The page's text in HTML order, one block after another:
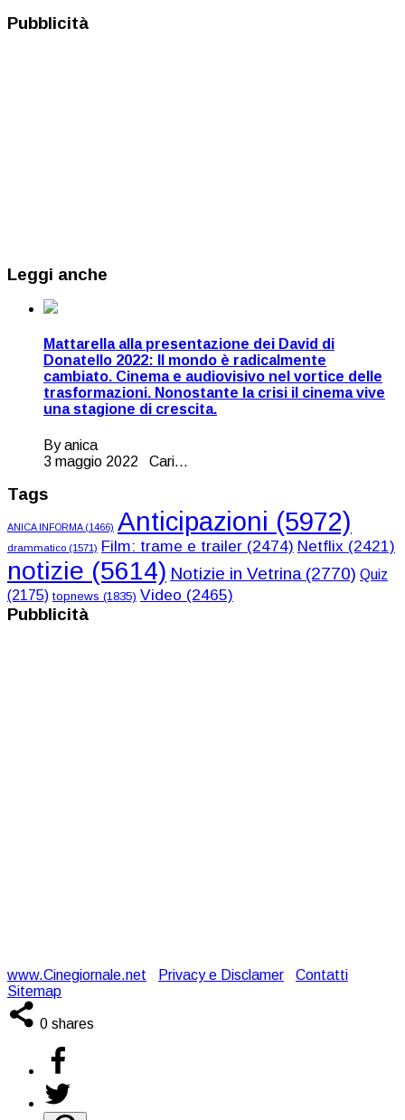
Pubblicità
Leggi anche
Mattarella alla presentazione dei David di
Donatello 2022: Il mondo è radicalmente
cambiato. Cinema e audiovisivo nel vortice delle
trasformazioni. Nonostante la crisi il cinema vive
una stagione di crescita.
By anica
3 maggio 2022 Cari...
Tags
ANICA INFORMA(1466) Anticipazioni (5972)
drammatico (1571) Film: trame e trailer (2474) Netflix (2421)
notizie (5614) Notizie in Vetrina(2770) Quiz
(2175) topnews (1835) Video (2465)
Pubblicità
www.Cinegiornale.net Privacy e Disclamer Contatti
Sitemap
0 shares